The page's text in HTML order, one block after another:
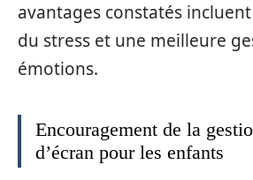
avantages constatés
du stress et une meilleure
émotions.
Encouragement de la
d’écran pour les enfants